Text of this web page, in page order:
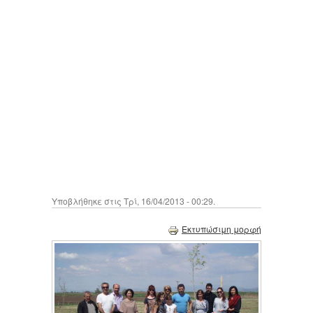
Υποβλήθηκε στις Τρί, 16/04/2013 - 00:29.
Εκτυπώσιμη μορφή